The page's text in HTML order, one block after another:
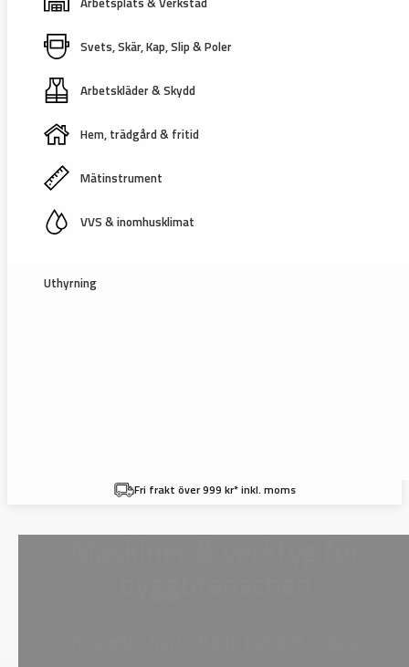
Svets, Skär, Kap, Slip & Poler
Arbetskläder & Skydd
Hem, trädgård & fritid
Mätinstrument
VVS & inomhusklimat
Uthyrning
Fri frakt över 999 kr* inkl. moms
Maskiner & verktyg för